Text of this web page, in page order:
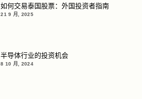
如何交易泰国股票：外国投资者指南
21 9 月, 2025
半导体行业的投资机会
8 10 月, 2024